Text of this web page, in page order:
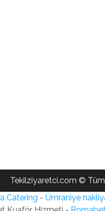
Tekilziyaretci.com © Tüm
Catering - Ümraniye